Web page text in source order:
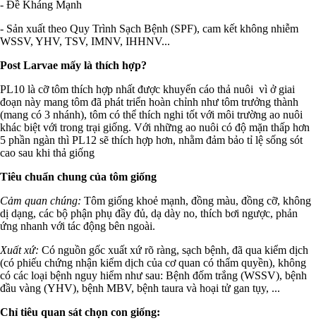
- Đề Kháng Mạnh
- Sản xuất theo Quy Trình Sạch Bệnh (SPF), cam kết không nhiễm
WSSV, YHV, TSV, IMNV, IHHNV...
Post Larvae mấy là thích hợp?
PL10 là cỡ tôm thích hợp nhất được khuyến cáo thả nuôi vì ở giai
đoạn này mang tôm đã phát triển hoàn chỉnh như tôm trưởng thành
(mang có 3 nhánh), tôm có thể thích nghi tốt với môi trường ao nuôi
khác biệt với trong trại giống. Với những ao nuôi có độ mặn thấp hơn
5 phần ngàn thì PL12 sẽ thích hợp hơn, nhằm đảm bảo tỉ lệ sống sót
cao sau khi thả giống
Tiêu chuẩn chung của tôm giống
Cảm quan chúng: Tôm giống khoẻ mạnh, đồng màu, đồng cỡ, không
dị dạng, các bộ phận phụ đầy đủ, dạ dày no, thích bơi ngược, phản
ứng nhanh với tác động bên ngoài.
Xuất xứ: Có nguồn gốc xuất xứ rõ ràng, sạch bệnh, đã qua kiểm dịch
(có phiếu chứng nhận kiểm dịch của cơ quan có thẩm quyền), không
có các loại bệnh nguy hiểm như sau: Bệnh đốm trắng (WSSV), bệnh
đầu vàng (YHV), bệnh MBV, bệnh taura và hoại tử gan tụy, ...
Chỉ tiêu quan sát chọn con giống: